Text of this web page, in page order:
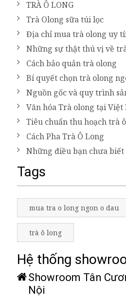
TRÀ Ô LONG
Trà Olong sữa túi lọc
Địa chỉ mua trà olong uy
Những sự thật thú vị về
Cách bảo quản trà olong
Bí quyết chọn trà olong
Nguồn gốc và quy trình
Văn hóa Trà olong tại Việt
Tiêu chuẩn thu hoạch trà
Cách Pha Trà Ô Long
Những điều bạn chưa biết
Tags
mua tra o long ngon o dau
trà ô long
Hệ thống
Showroom Tân
Nội